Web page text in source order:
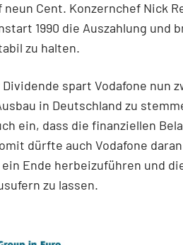
neun Cent. Konzernchef Nick
1990 die Auszahlung und
zu halten.
spart Vodafone nun
in Deutschland zu
ein, dass die finanziellen
dürfte auch Vodafone
Ende herbeizuführen und
zu lassen.